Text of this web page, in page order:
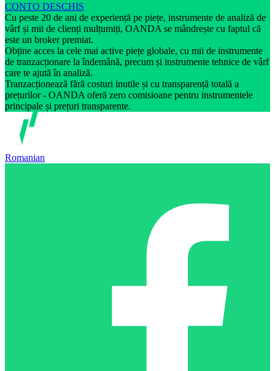
CONTO DESCHIS
Cu peste 20 de ani de experiență pe piețe, instrumente de analiză de
vârf și mii de clienți mulțumiți, OANDA se mândrește cu faptul că
este un broker premiat.
Obține acces la cele mai active piețe globale, cu mii de instrumente
de tranzacționare la îndemână, precum și instrumente tehnice de vârf
care te ajută în analiză.
Tranzacționează fără costuri inutile și cu transparență totală a
prețurilor - OANDA oferă zero comisioane pentru instrumentele
principale și prețuri transparente.
Romanian